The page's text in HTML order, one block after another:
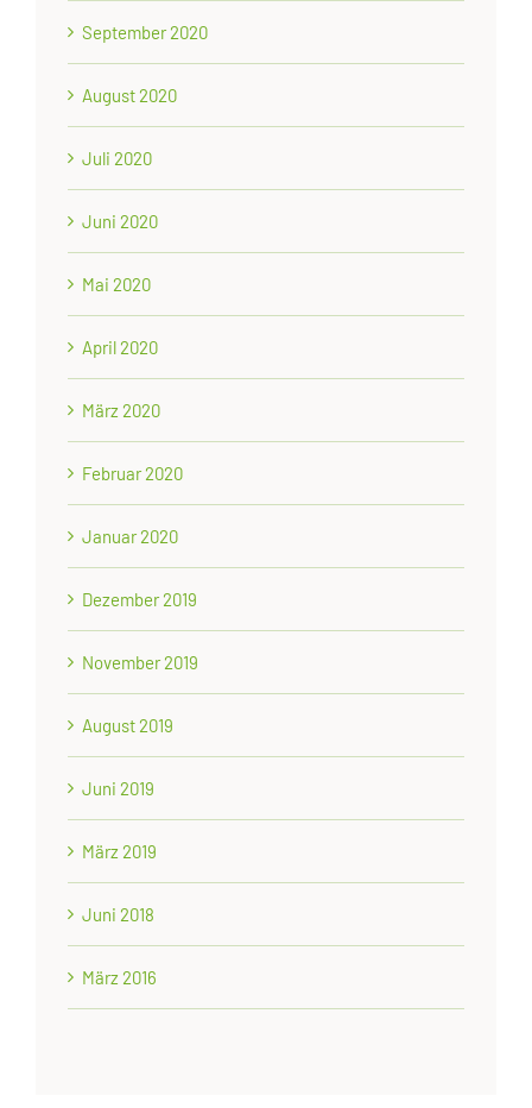
September 2020
August 2020
Juli 2020
Juni 2020
Mai 2020
April 2020
März 2020
Februar 2020
Januar 2020
Dezember 2019
November 2019
August 2019
Juni 2019
März 2019
Juni 2018
März 2016